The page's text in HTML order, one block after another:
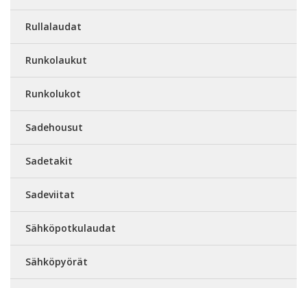
Rullalaudat
Runkolaukut
Runkolukot
Sadehousut
Sadetakit
Sadeviitat
Sähköpotkulaudat
Sähköpyörät